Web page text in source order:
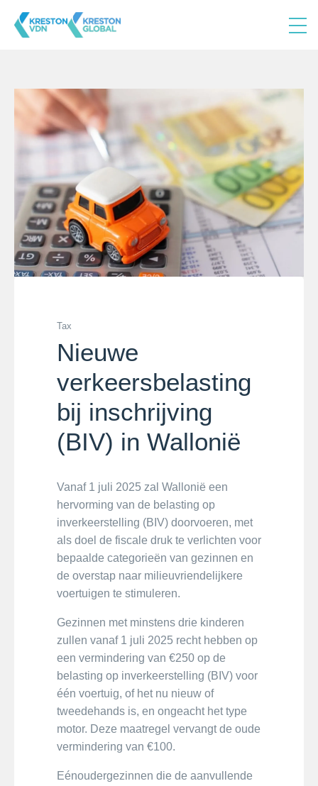
Tax
Nieuwe
verkeersbelasting
bij inschrijving
(BIV) in Wallonië
Vanaf 1 juli 2025 zal Wallonië een
hervorming van de belasting op
inverkeerstelling (BIV) doorvoeren, met
als doel de fiscale druk te verlichten voor
bepaalde categorieën van gezinnen en
de overstap naar milieuvriendelijkere
voertuigen te stimuleren.
Gezinnen met minstens drie kinderen
zullen vanaf 1 juli 2025 recht hebben op
een vermindering van €250 op de
belasting op inverkeerstelling (BIV) voor
één voertuig, of het nu nieuw of
tweedehands is, en ongeacht het type
motor. Deze maatregel vervangt de oude
vermindering van €100.
Eénoudergezinnen die de aanvullende